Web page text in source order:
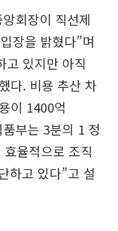
회장이 직선제
장을 밝혔다”며
고 있지만 아직
다. 비용 추산 차
이 1400억
부는 3분의 1 정
율적으로 조직
하고 있다”고 설